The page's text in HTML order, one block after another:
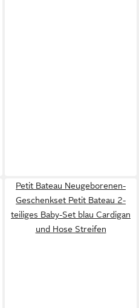
Petit Bateau Neugeborenen-
Geschenkset Petit Bateau 2-
teiliges Baby-Set blau Cardigan
und Hose Streifen